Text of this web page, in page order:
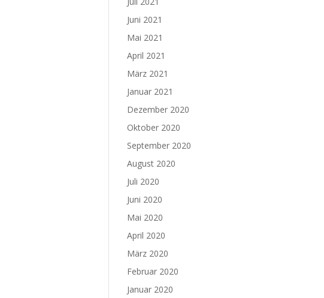
Juni 2021
Mai 2021
April 2021
März 2021
Januar 2021
Dezember 2020
Oktober 2020
September 2020
August 2020
Juli 2020
Juni 2020
Mai 2020
April 2020
März 2020
Februar 2020
Januar 2020